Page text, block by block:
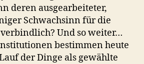
deren ausgearbeiteter,
Schwachsinn für die
Und so weiter…
bestimmen heute
der Dinge als gewählte